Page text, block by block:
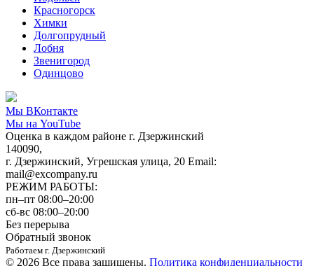
Красногорск
Химки
Долгопрудный
Лобня
Звенигород
Одинцово
Мы ВКонтакте
Мы на YouTube
Оценка в каждом районе г. Дзержинский
140090,
г. Дзержинский, Угрешская улица, 20 Email:
mail@excompany.ru
РЕЖИМ РАБОТЫ:
пн–пт 08:00–20:00
сб-вс 08:00–20:00
Без перерыва
Обратный звонок
Работаем г. Дзержинский
© 2026 Все права защищены. Политика конфиденциальности